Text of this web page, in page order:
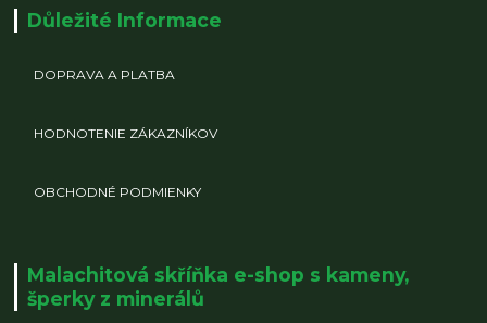
Důležité Informace
DOPRAVA A PLATBA
HODNOTENIE ZÁKAZNÍKOV
OBCHODNÉ PODMIENKY
Malachitová skříňka e-shop s kameny,
šperky z minerálů